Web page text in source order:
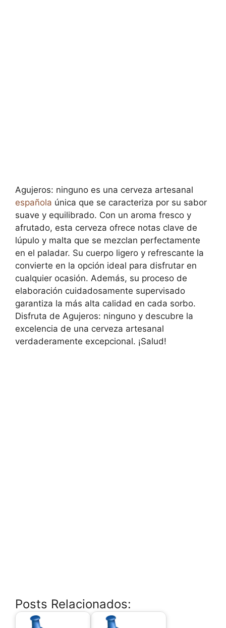
Agujeros: ninguno es una cerveza artesanal
española única que se caracteriza por su sabor
suave y equilibrado. Con un aroma fresco y
afrutado, esta cerveza ofrece notas clave de
lúpulo y malta que se mezclan perfectamente
en el paladar. Su cuerpo ligero y refrescante la
convierte en la opción ideal para disfrutar en
cualquier ocasión. Además, su proceso de
elaboración cuidadosamente supervisado
garantiza la más alta calidad en cada sorbo.
Disfruta de Agujeros: ninguno y descubre la
excelencia de una cerveza artesanal
verdaderamente excepcional. ¡Salud!
Posts Relacionados: